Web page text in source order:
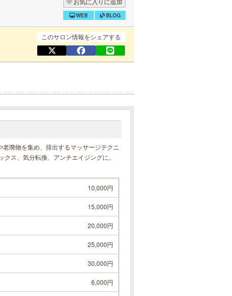
WEB BLOG
このサロン情報をシェアする
廃物を集め、排出するマッサージテクニ
ス、気分転換、アンチエイジングに。
10,000円
15,000円
20,000円
25,000円
30,000円
6,000円